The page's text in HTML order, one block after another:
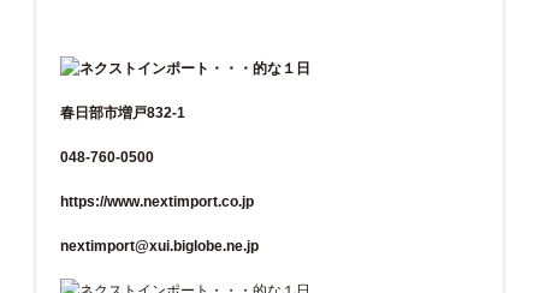
春日部市増戸832-1
048-760-0500
https://www.nextimport.co.jp
nextimport@xui.biglobe.ne.jp